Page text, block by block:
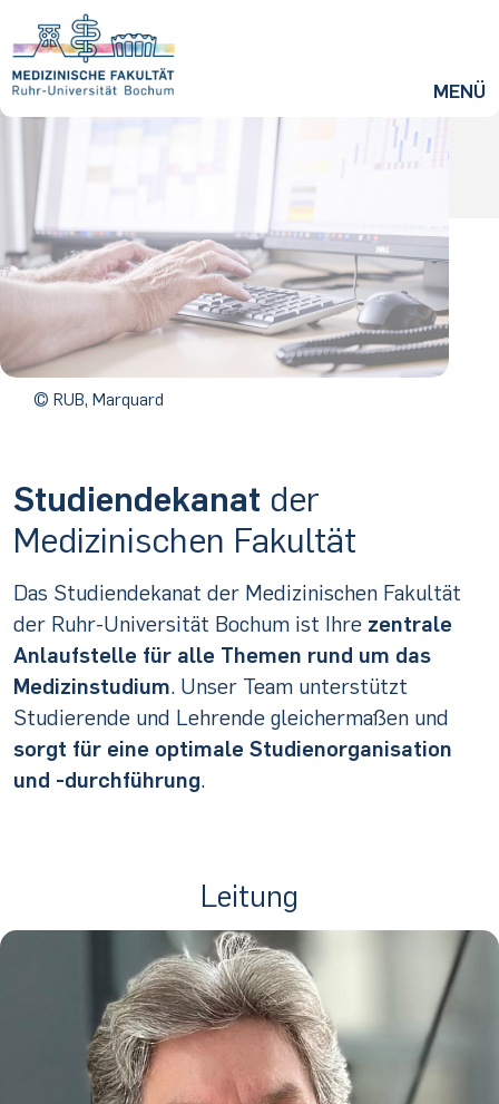
ZUM HAUPTINHALT SPRINGEN
MENÜ
© RUB, Marquard
Studiendekanat der
Medizinischen Fakultät
Das Studiendekanat der Medizinischen Fakultät
der Ruhr-Universität Bochum ist Ihrezentrale
Anlaufstelle für alle Themen rund um das
Medizinstudium. Unser Team unterstützt
Studierende und Lehrende gleichermaßen und
sorgt für eine optimale Studienorganisation
und -durchführung.
Leitung
Mehr Informationen